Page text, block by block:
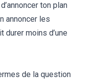
ton plan
annoncer les
durer moins d’une
de la question